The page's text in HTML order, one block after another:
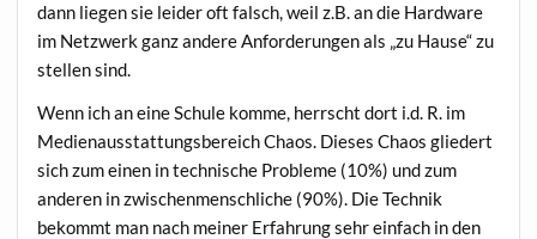
dann lie­gen sie lei­der oft falsch, weil z.B. an die Hard­ware
im Netz­werk ganz ande­re Anfor­de­run­gen als „zu Hau­se“ zu
stel­len sind.
Wenn ich an eine Schu­le kom­me, herrscht dort i.d. R. im
Medi­en­aus­stat­tungs­be­reich Cha­os. Die­ses Cha­os glie­dert
sich zum einen in tech­ni­sche Pro­ble­me (10%) und zum
ande­ren in zwi­schen­mensch­li­che (90%). Die Tech­nik
bekommt man nach mei­ner Erfah­rung sehr ein­fach in den